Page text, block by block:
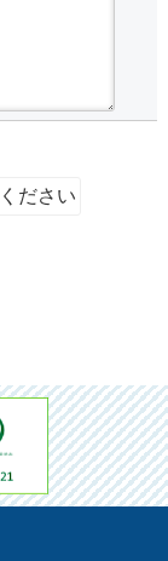
ださい